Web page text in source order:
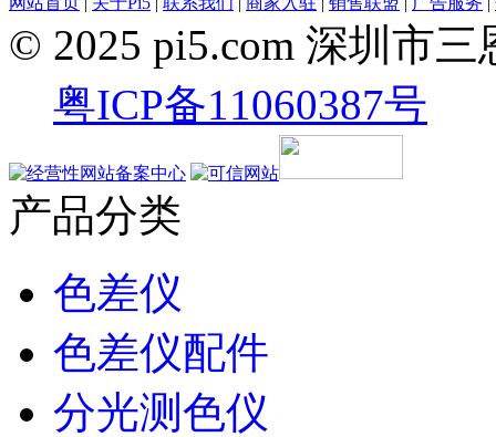
© 2025 pi5.com 深圳市
粤ICP备11060387号
产品分类
色差仪
色差仪配件
分光测色仪